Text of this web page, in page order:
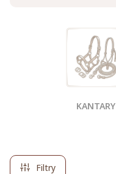
KANTARY
Filtry